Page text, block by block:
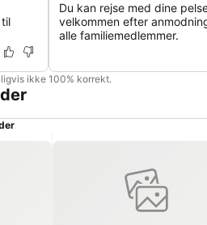
Du kan rejse med dine
velkommen efter
alle familiemedlemmer.
ikke 100% korrekt.